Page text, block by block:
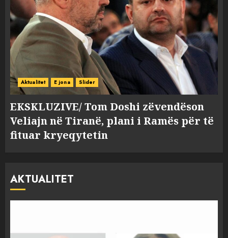
Aktualitet E jona Slider
EKSKLUZIVE/ Tom Doshi zëvendëson
Veliajn në Tiranë, plani i Ramës për të
fituar kryeqytetin
AKTUALITET